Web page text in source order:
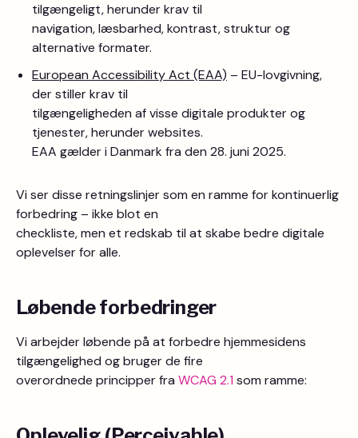
tilgængeligt, herunder krav til
navigation, læsbarhed, kontrast, struktur og
alternative formater.
European Accessibility Act (EAA) – EU-lovgivning,
der stiller krav til
tilgængeligheden af visse digitale produkter og
tjenester, herunder websites.
EAA gælder i Danmark fra den 28. juni 2025.
Vi ser disse retningslinjer som en ramme for kontinuerlig
forbedring – ikke blot en
checkliste, men et redskab til at skabe bedre digitale
oplevelser for alle.
Løbende forbedringer
Vi arbejder løbende på at forbedre hjemmesidens
tilgængelighed og bruger de fire
overordnede principper fra WCAG 2.1 som ramme: